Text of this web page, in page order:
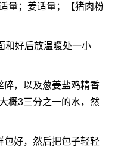
量；姜适量；【猪肉粉
和好后放温暖处一小
碎，以及葱姜盐鸡精香
概3三分之一的水，然
好，然后把包子轻轻